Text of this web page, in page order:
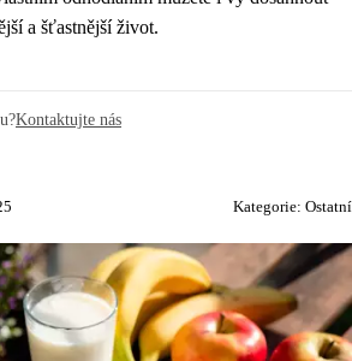
a šťastnější život.
Kontaktujte nás
Kategorie: Ostatní